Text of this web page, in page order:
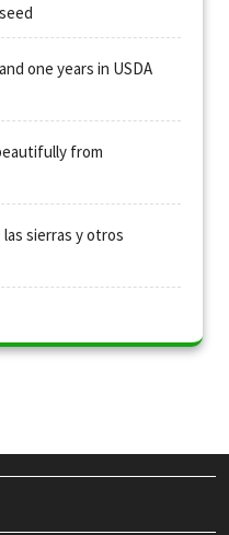
one years in USDA
from
sierras y otros